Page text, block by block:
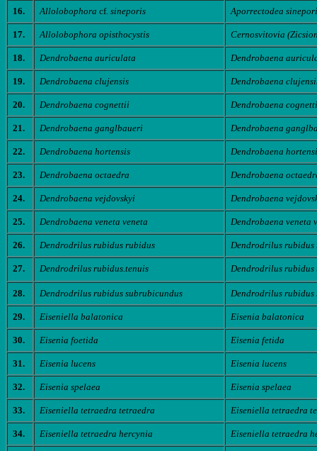
16. Allolobophora cf. sineporis Aporrectodea
17. Allolobophora opisthocystis Cernosvitovia
18. Dendrobaena auriculata Dendrobaena
19. Dendrobaena clujensis Dendrobaena
20. Dendrobaena cognettii Dendrobaena
21. Dendrobaena ganglbaueri Dendrobaena
22. Dendrobaena hortensis Dendrobaena
23. Dendrobaena octaedra Dendrobaena
24. Dendrobaena vejdovskyi Dendrobaena
25. Dendrobaena veneta veneta Dendrobaena veneta
26. Dendrodrilus rubidus rubidus Dendrodrilus rubidus
27. Dendrodrilus rubidus.tenuis Dendrodrilus rubidus
28. Dendrodrilus rubidus subrubicundus Dendrodrilus rubidus
29. Eiseniella balatonica Eisenia balatonica
30. Eisenia foetida Eisenia fetida
31. Eisenia lucens Eisenia lucens
32. Eisenia spelaea Eisenia spelaea
33. Eiseniella tetraedra tetraedra Eiseniella tetraedra
34. Eiseniella tetraedra hercynia Eiseniella tetraedra